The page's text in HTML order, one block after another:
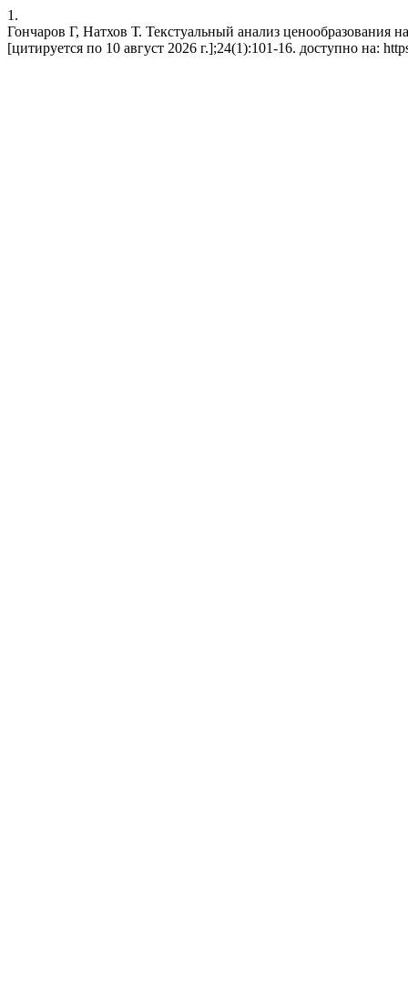
1.
Гончаров Г, Натхов Т. Текстуальный анализ
[цитируется по 10 август 2026 г.];24(1):101-16. доступно на: